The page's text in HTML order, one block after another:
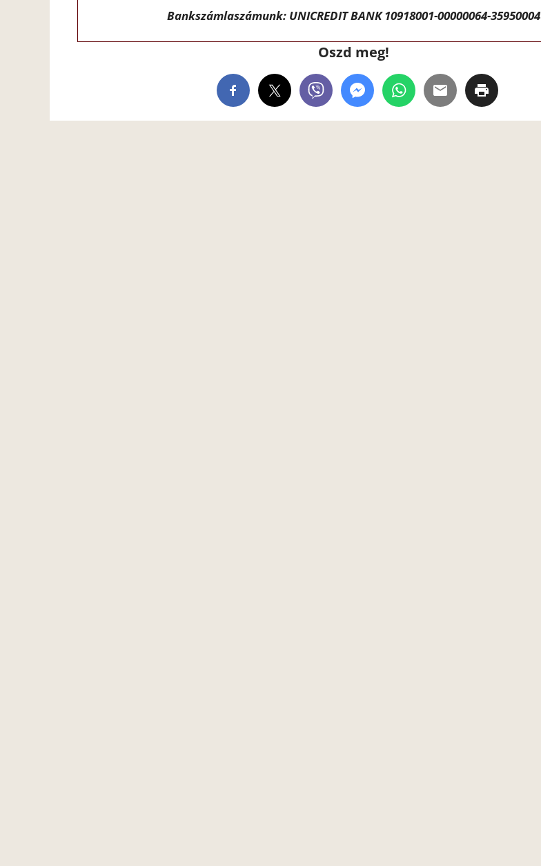
Bankszámlaszámunk: UNICREDIT BANK 10918001-00000064-35950004
Oszd meg!